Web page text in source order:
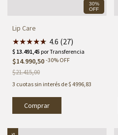
30%
OFF
Lip Care
★★★★★
★ 4.6 (27)
$14.990,50 -30% OFF
$21.415,00
3 cuotas sin interés de$ 4996,83